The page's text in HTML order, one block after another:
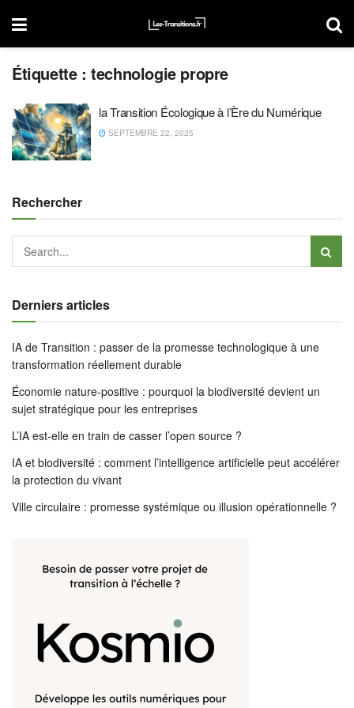
Étiquette :technologie propre
la Transition Écologique à l’Ère du Numérique
SEPTEMBRE 22, 2025
Rechercher
Derniers articles
IA de Transition : passer de la promesse technologique à une
transformation réellement durable
Économie nature-positive : pourquoi la biodiversité devient un
sujet stratégique pour les entreprises
L’IA est-elle en train de casser l’open source ?
IA et biodiversité : comment l’intelligence artificielle peut accélérer
la protection du vivant
Ville circulaire : promesse systémique ou illusion opérationnelle ?